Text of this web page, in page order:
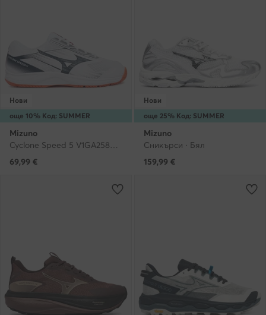
още 10% Код: SUMMER
Нови
Mizuno
Cyclone Speed 5 V1GA2580 · Обувки за зала
69,99 €
още 25% Код: SUMMER
Нови
Mizuno
Сникърси · Бял
159,99 €